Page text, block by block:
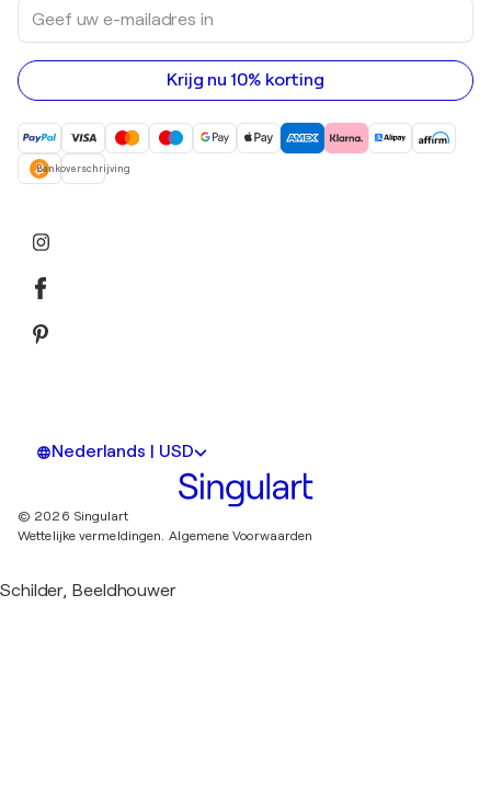
Acrylverfschilderijen
Geef
uw
e-
mailadres
in
Krijg nu 10% korting
Bankoverschrijving
Nederlands | USD
© 2026 Singulart
Wettelijke vermeldingen. Algemene Voorwaarden
Schilder, Beeldhouwer